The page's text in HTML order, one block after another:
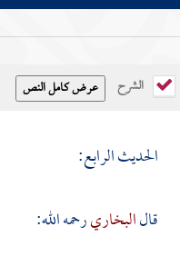
الشرح
الحديث الرابع:
قالالبخاريرحمه الله: